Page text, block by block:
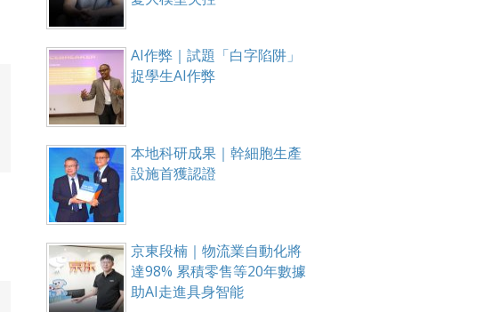
AI作弊｜試題「白字陷阱」
捉學生AI作弊
本地科研成果｜幹細胞生產
設施首獲認證
京東段楠｜物流業自動化將
達98% 累積零售等20年數據
助AI走進具身智能